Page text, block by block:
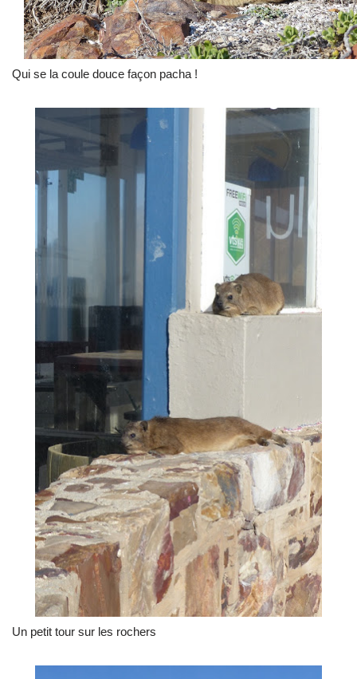
Qui se la coule douce façon pacha !
Un petit tour sur les rochers